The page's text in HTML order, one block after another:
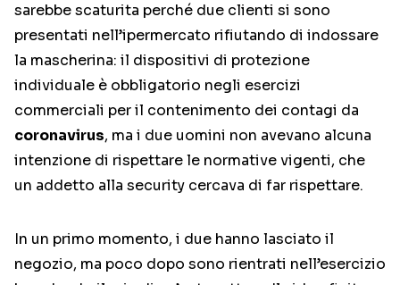
sarebbe scaturita perché due clienti si sono
presentati nell’ipermercato rifiutando di indossare
la mascherina: il dispositivi di protezione
individuale è obbligatorio negli esercizi
commerciali per il contenimento dei contagi da
coronavirus, ma i due uomini non avevano alcuna
intenzione di rispettare le normative vigenti, che
un addetto alla security cercava di far rispettare.
In un primo momento, i due hanno lasciato il
negozio, ma poco dopo sono rientrati nell’esercizio